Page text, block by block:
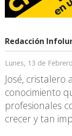
Redacción
Lunes, 13 de
José, cristalero
conocimiento
profesionales
crecer y tan